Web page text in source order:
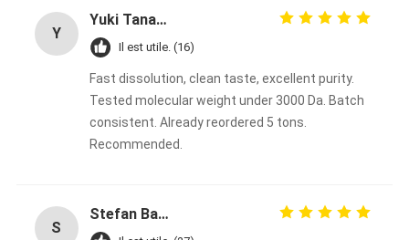
Y
Yuki Tanaka
Il est utile. (16)
Fast dissolution, clean taste, excellent purity.
Tested molecular weight under 3000 Da. Batch
consistent. Already reordered 5 tons.
Recommended.
S
Stefan Bauer